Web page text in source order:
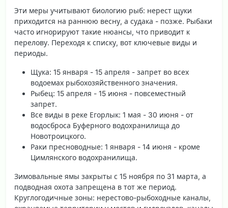
Эти меры учитывают биологию рыб: нерест щуки
приходится на раннюю весну, а судака - позже. Рыбаки
часто игнорируют такие нюансы, что приводит к
перелову. Переходя к списку, вот ключевые виды и
периоды.
Щука: 15 января - 15 апреля - запрет во всех
водоемах рыбохозяйственного значения.
Рыбец: 15 апреля - 15 июня - повсеместный
запрет.
Все виды в реке Егорлык: 1 мая - 30 июня - от
водосброса Буферного водохранилища до
Новотроицкого.
Раки пресноводные: 1 января - 14 июня - кроме
Цимлянского водохранилища.
Зимовальные ямы закрыты с 15 ноября по 31 марта, а
подводная охота запрещена в тот же период.
Круглогодичные зоны: нерестово-рыбоходные каналы,